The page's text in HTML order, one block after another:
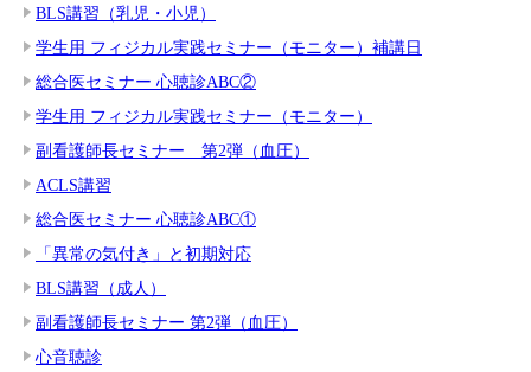
BLS講習（乳児・小児）
学生用 フィジカル実践セミナー（モニター）補講日
総合医セミナー 心聴診ABC②
学生用 フィジカル実践セミナー（モニター）
副看護師長セミナー 第2弾（血圧）
ACLS講習
総合医セミナー 心聴診ABC①
「異常の気付き」と初期対応
BLS講習（成人）
副看護師長セミナー 第2弾（血圧）
心音聴診